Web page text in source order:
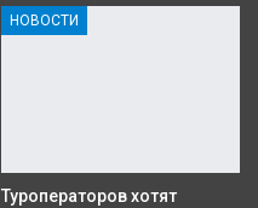
НОВОСТИ
Туроператоров хотят